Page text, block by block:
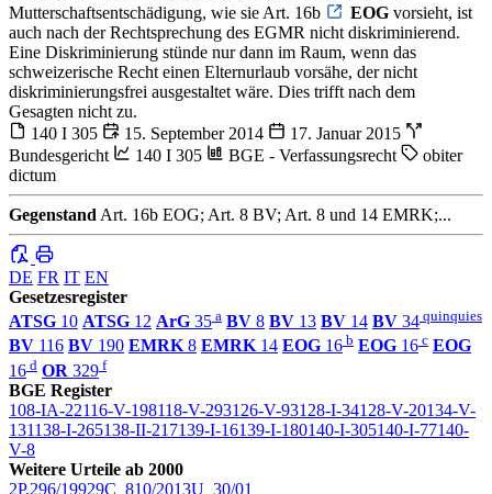
Mutterschaftsentschädigung, wie sie Art. 16b
EOG vorsieht, ist
auch nach der Rechtsprechung des EGMR nicht diskriminierend.
Eine Diskriminierung stünde nur dann im Raum, wenn das
schweizerische Recht einen Elternurlaub vorsähe, der nicht
diskriminierungsfrei ausgestaltet wäre. Dies trifft nach dem
Gesagten nicht zu.
140 I 305
15. September 2014
17. Januar 2015
Bundesgericht
140 I 305 BGE - Verfassungsrecht
obiter
dictum
Gegenstand Art. 16b EOG; Art. 8 BV; Art. 8 und 14 EMRK;...
DE FR IT EN
Gesetzesregister
ATSG 10 ATSG 12 ArG 35 a BV 8 BV 13 BV 14 BV 34 quinquies
BV 116 BV 190 EMRK8 EMRK14 EOG 16 b EOG 16 c EOG
16 d OR 329 f
BGE Register
108-IA-22116-V-198118-V-293126-V-93128-I-34128-V-20134-V-
131138-I-265138-II-217139-I-16139-I-180140-I-305140-I-77140-
V-8
Weitere Urteile ab 2000
2P.296/19929C_810/2013U_30/01